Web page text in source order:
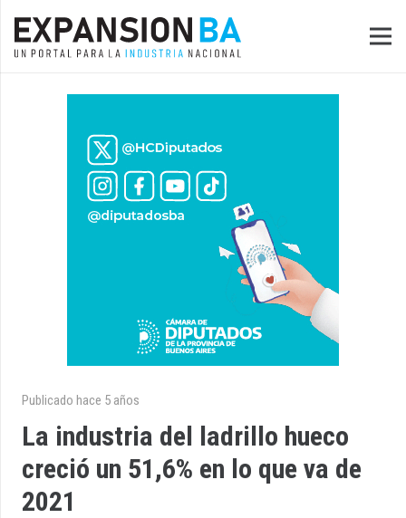
Publicado hace 5 años
La industria del ladrillo hueco
creció un 51,6% en lo que va de
2021